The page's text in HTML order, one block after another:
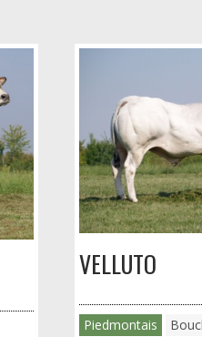
VELLUTO
Piedmontais